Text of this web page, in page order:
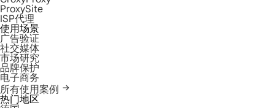
ProxySite
ISP代理
使用场景
广告验证
社交媒体
市场研究
品牌保护
电子商务
所有使用案例
热门地区